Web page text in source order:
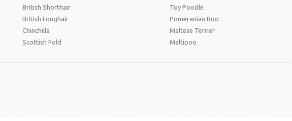
British Shorthair
British Longhair
Chinchilla
Scottish Fold
Toy Poodle
Pomeranian Boo
Maltese Terrier
Maltipoo